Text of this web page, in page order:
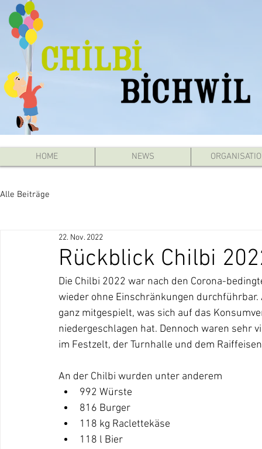
HOME NEWS
Alle Beiträge
Rückblick Chilbi
22. Nov. 2022
Die Chilbi 2022 war nach den Corona-
wieder ohne Einschränkungen
ganz mitgespielt, was sich auf das
niedergeschlagen hat. Dennoch waren sehr
im Festzelt, der Turnhalle und dem
An der Chilbi wurden unter anderem
992 Würste
816 Burger
118 kg Raclettekäse
118 l Bier